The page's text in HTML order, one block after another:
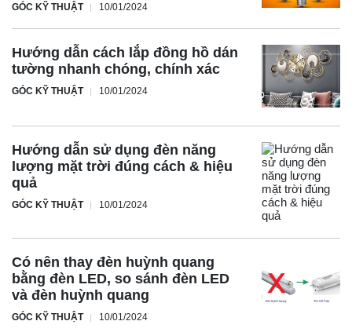
GÓC KỸ THUẬT 10/01/2024
Hướng dẫn cách lắp đồng hồ dán
tường nhanh chóng, chính xác
GÓC KỸ THUẬT 10/01/2024
Hướng dẫn sử dụng đèn năng
lượng mặt trời đúng cách & hiệu
quả
GÓC KỸ THUẬT 10/01/2024
Có nên thay đèn huỳnh quang
bằng đèn LED, so sánh đèn LED
và đèn huỳnh quang
GÓC KỸ THUẬT 10/01/2024